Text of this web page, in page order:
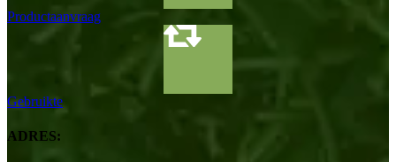
Productaanvraag
Gebruikte
ADRES: